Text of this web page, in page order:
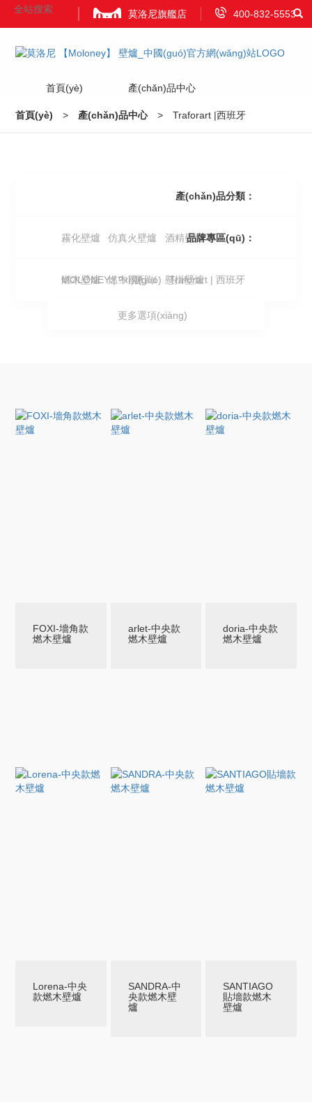
400-832-5553
莫洛尼旗艦店
首頁(yè) 產(chǎn)品中心
Video Attract Investment
首頁(yè) > 產(chǎn)品中心 > Traforart |西班牙
產(chǎn)品分類：
霧化壁爐 仿真火壁爐 酒精壁爐
燃木壁爐 燃?xì)獗跔t 懸掛壁爐
戶外景觀壁爐 戶外BBQ庭院壁爐
品牌專區(qū)：
MOLONEY | 中國(guó) Traforart | 西班牙
Italkero | 意大利 Palazzetti | 意大利
更多選項(xiàng)
FOXI-墻角款
燃木壁爐
arlet-中央款
燃木壁爐
doria-中央款
燃木壁爐
Lorena-中央
款燃木壁爐
SANDRA-中
央款燃木壁
爐
SANTIAGO
貼墻款燃木
壁爐